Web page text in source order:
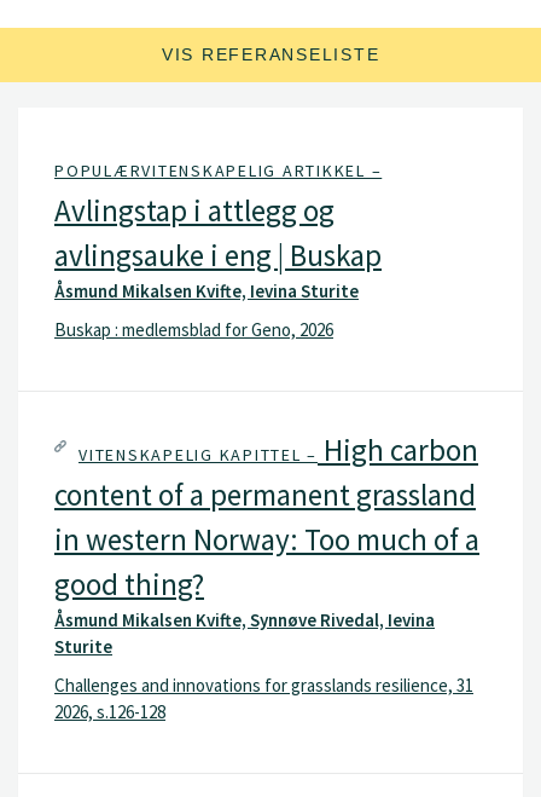
VIS REFERANSELISTE
POPULÆRVITENSKAPELIG ARTIKKEL –
Avlingstap i attlegg og
avlingsauke i eng | Buskap
Åsmund Mikalsen Kvifte, Ievina Sturite
Buskap : medlemsblad for Geno, 2026
VITENSKAPELIG KAPITTEL – High carbon
content of a permanent grassland
in western Norway: Too much of a
good thing?
Åsmund Mikalsen Kvifte, Synnøve Rivedal, Ievina
Sturite
Challenges and innovations for grasslands resilience, 31
2026, s.126-128